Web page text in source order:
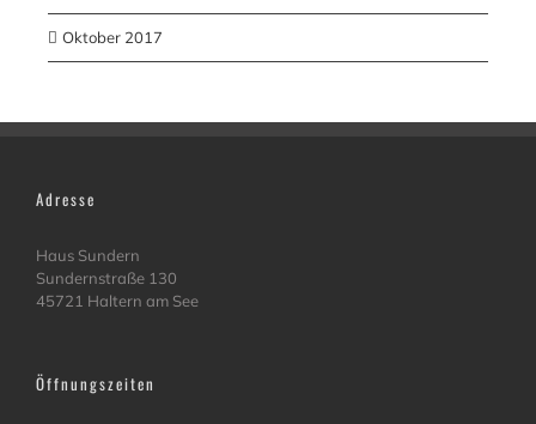
Oktober 2017
Adresse
Haus Sundern
Sundernstraße 130
45721 Haltern am See
Öffnungszeiten